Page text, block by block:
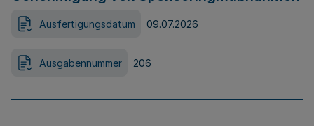
Ausfertigungsdatum 09.07.2026
Ausgabennummer 206